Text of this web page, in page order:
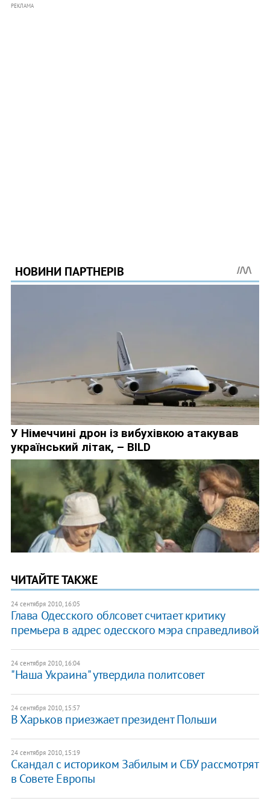
РЕКЛАМА
ЧИТАЙТЕ ТАКЖЕ
24 сентября 2010, 16:05
Глава Одесского облсовет считает критику
премьера в адрес одесского мэра справедливой
24 сентября 2010, 16:04
"Наша Украина" утвердила политсовет
24 сентября 2010, 15:57
В Харьков приезжает президент Польши
24 сентября 2010, 15:19
Скандал с историком Забилым и СБУ рассмотрят
в Совете Европы